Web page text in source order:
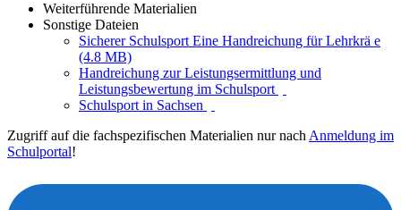
Weiterführende Materialien
Sonstige Dateien
Sicherer Schulsport Eine Handreichung für Lehrkrä e
(4.8 MB)
Handreichung zur Leistungsermittlung und
Leistungsbewertung im Schulsport
Schulsport in Sachsen
Zugriff auf die fachspezifischen Materialien nur nach Anmeldung im
Schulportal!